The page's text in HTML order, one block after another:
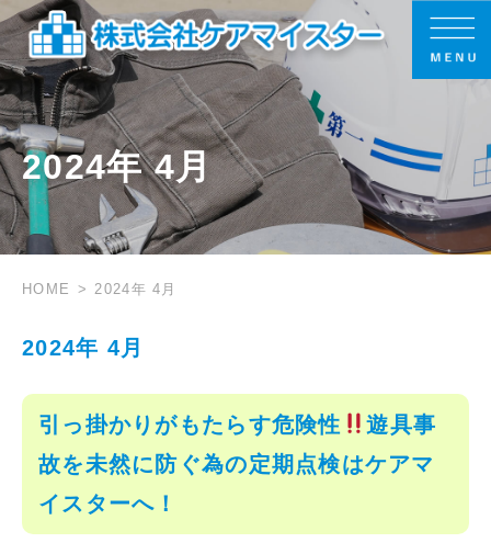
2024年 4月
HOME 2024年 4月
2024年 4月
引っ掛かりがもたらす危険性
遊具事
故を未然に防ぐ為の定期点検はケアマ
イスターへ！